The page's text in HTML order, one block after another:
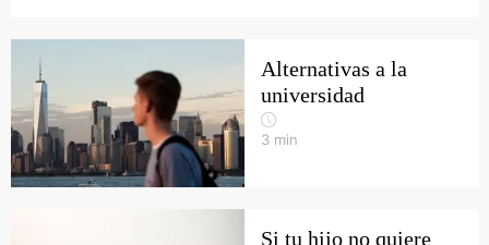
Alternativas a la
universidad
3 min
Si tu hijo no quiere